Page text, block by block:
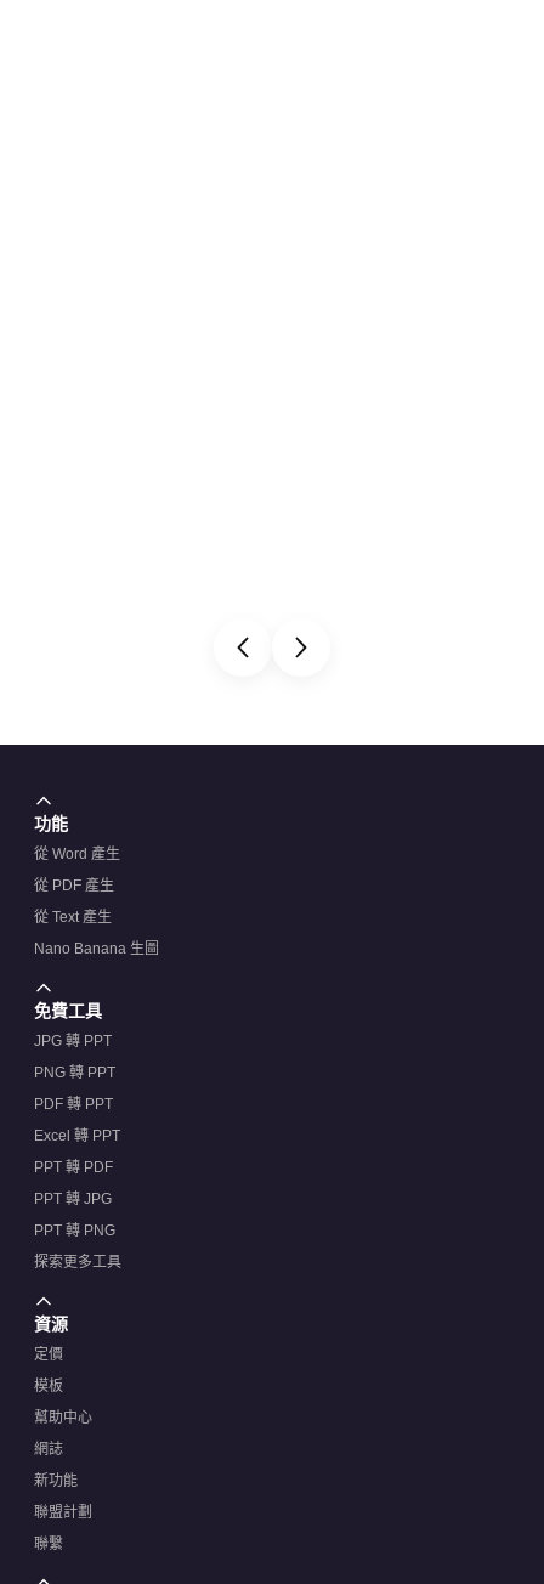
功能
從 Word 產生
從 PDF 產生
從 Text 產生
Nano Banana 生圖
免費工具
JPG 轉 PPT
PNG 轉 PPT
PDF 轉 PPT
Excel 轉 PPT
PPT 轉 PDF
PPT 轉 JPG
PPT 轉 PNG
探索更多工具
資源
定價
模板
幫助中心
網誌
新功能
聯盟計劃
聯繫